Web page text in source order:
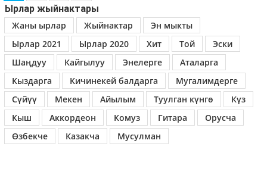
Ырлар жыйнактары
Жаны ырлар
Жыйнактар
Эн мыкты
Ырлар 2021
Ырлар 2020 Хит Той
Эски
Шаңдуу
Кайгылуу Энелерге
Аталарга
Кыздарга
Кичинекей балдарга
Мугалимдерге
Сүйүү
Мекен Айылым Туулган күнгө
Күз
Кыш
Аккордеон Комуз Гитара
Орусча
Өзбекче
Казакча Мусулман